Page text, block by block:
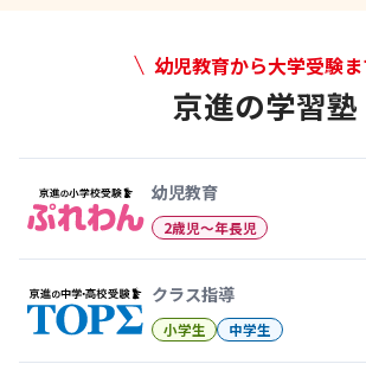
幼児教育から大学受験
京進の学習塾
幼児教育
2歳児〜年長児
クラス指導
小学生 中学生